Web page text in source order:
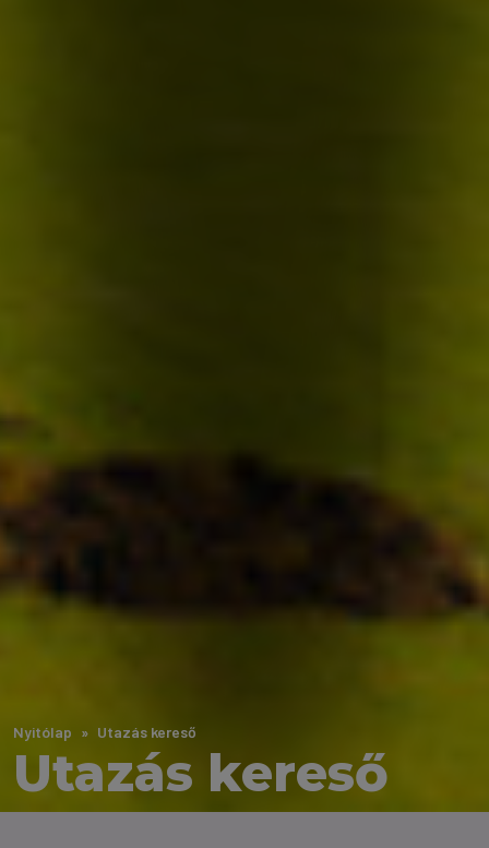
Nyitólap Utazás kereső
Utazás kereső